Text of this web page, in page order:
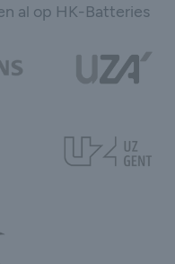
al op HK-Batteries